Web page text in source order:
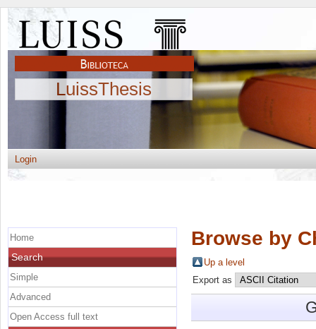
LuissThesis
Login
Browse by
Up a level
Export as
Home
Search
Simple
Advanced
Open Access full text